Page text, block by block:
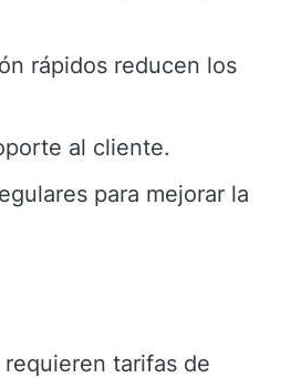
rápidos reducen los
al cliente.
para mejorar la
tarifas de